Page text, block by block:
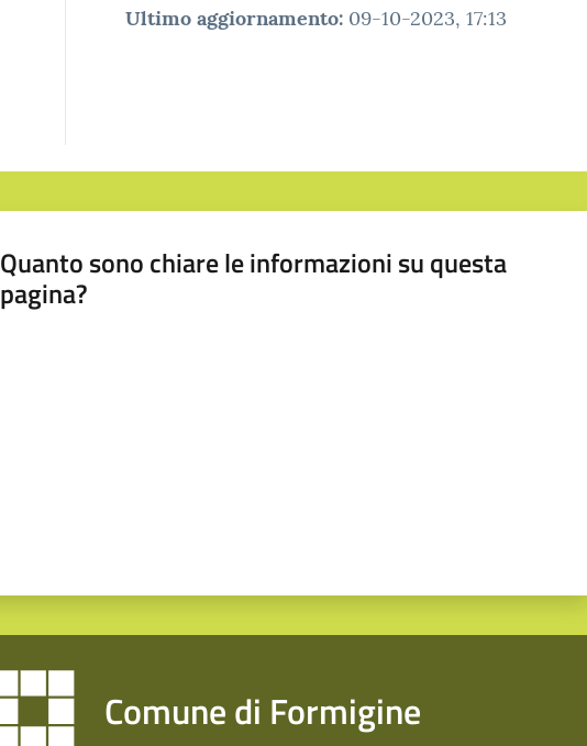
Ultimo aggiornamento: 09-10-2023, 17:13
Quanto sono chiare le informazioni su questa
pagina?
Comune di Formigine